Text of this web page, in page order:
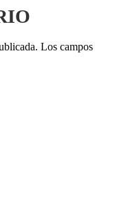
Los campos